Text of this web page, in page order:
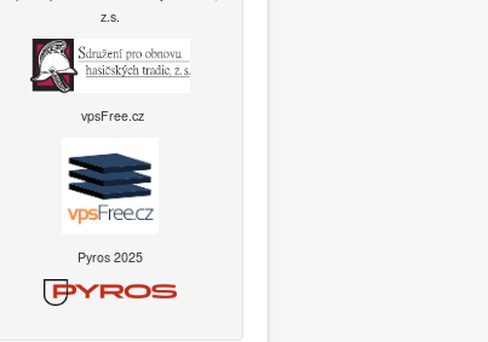
z.s.
vpsFree.cz
Pyros 2025